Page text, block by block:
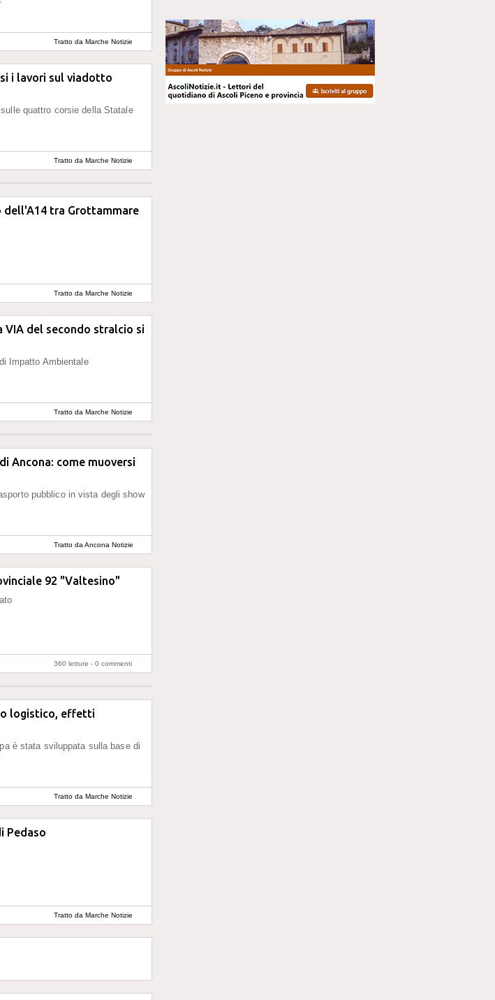
Tratto da Marche Notizie
i lavori sul viadotto
quattro corsie della Statale
Tratto da Marche Notizie
tra Grottammare
Tratto da Marche Notizie
VIA del secondo stralcio si
Impatto Ambientale
Tratto da Marche Notizie
Ancona: come muoversi
pubblico in vista degli show
Tratto da Ancona Notizie
92 "Valtesino"
360 letture - 0 commenti
logistico, effetti
è stata sviluppata sulla base di
Tratto da Marche Notizie
Pedaso
Tratto da Marche Notizie